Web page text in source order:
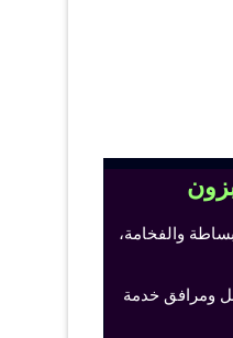
والفخامة،
ومرافق خدمة